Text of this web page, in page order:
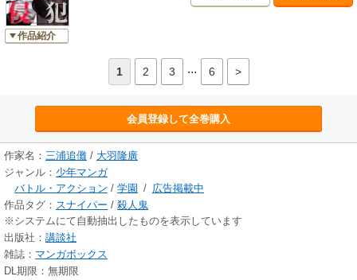
作品紹介
1 2 3 ... 6 >
会員登録して全巻購入
作家名： 三浦追儺 / 大羽隆廣
ジャンル： 少年マンガ
バトル・アクション / 学園 / 広告掲載中
作品タグ： スナイパー / 殺人鬼
※システムにて自動抽出したものを表示しています
出版社： 講談社
雑誌： マンガボックス
DL期限：無期限